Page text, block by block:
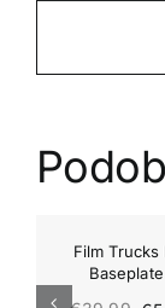
Film Trucks